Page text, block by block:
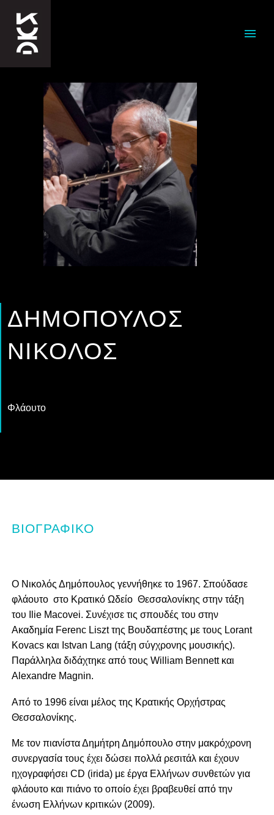
ΔΗΜΌΠΟΥΛΟΣ
ΝΙΚΟΛΌΣ
Φλάουτο
ΒΙΟΓΡΑΦΙΚΌ
O Nικολός Δημόπουλος γεννήθηκε το 1967. Σπούδασε
φλάουτο στο Kρατικό Ωδείο Θεσσαλονίκης στην τάξη
του
Ilie Macovei. Συνέχισε τις σπουδές του στην
Aκαδημία Ferenc Liszt της Bουδαπέστης με τους Lorant
Kovacs και Istvan Lang (τάξη σύγχρονης μουσικής).
Παράλληλα διδάχτηκε από τους William Bennettκαι
Alexandre Magnin.
Aπό το 1996 είναι μέλος της Kρατικής Oρχήστρας
Θεσσαλονίκης.
Με τον πιανίστα Δημήτρη Δημόπουλο στην μακρόχρονη
συνεργασία τους έχει δώσει πολλά ρεσιτάλ και έχουν
ηχογραφήσει CD (irida) με έργα Eλλήνων συνθετών για
φλάουτο και πιάνo το οποίο έχει βραβευθεί από την
ένωση Ελλήνων κριτικών (2009).